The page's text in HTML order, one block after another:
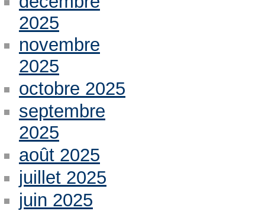
2025
novembre
2025
octobre 2025
septembre
2025
août 2025
juillet 2025
juin 2025